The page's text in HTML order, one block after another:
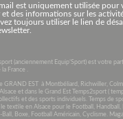
est uniquement utilisée pour
des informations sur les
toujours utiliser le lien de
(anciennement Equip’Sport) est votre
France .
GRAND EST à Montbéliard, Richwiller,
et dans le Grand Est Temps2sport (
et des sports individuels. Temps de
textile en Alsace pour le Football, Handball,
Boxe, Football Américain, Cyclisme.